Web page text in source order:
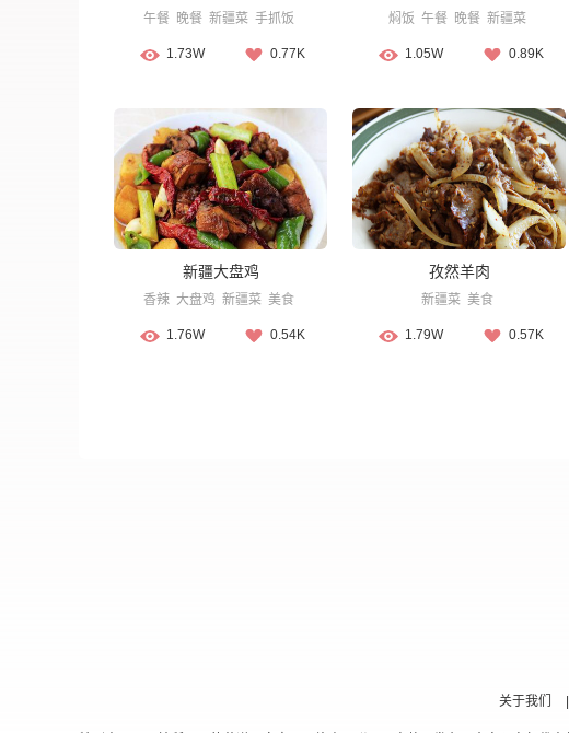
午餐 晚餐 新疆菜 手抓饭
1.73W 0.77K
焖饭 午餐 晚餐 新疆菜
1.05W 0.89K
新疆大盘鸡
香辣 大盘鸡 新疆菜 美食
1.76W 0.54K
孜然羊肉
新疆菜 美食
1.79W 0.57K
关于我们